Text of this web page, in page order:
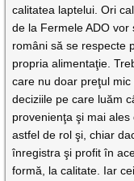
calitatea laptelui. Ori
de la Fermele ADO
români să se respecte
propria alimentaţie.
care nu doar preţul
deciziile pe care luăm
provenienţa şi mai
astfel de rol şi, chiar
înregistra şi profit în
formă, la calitate. Iar